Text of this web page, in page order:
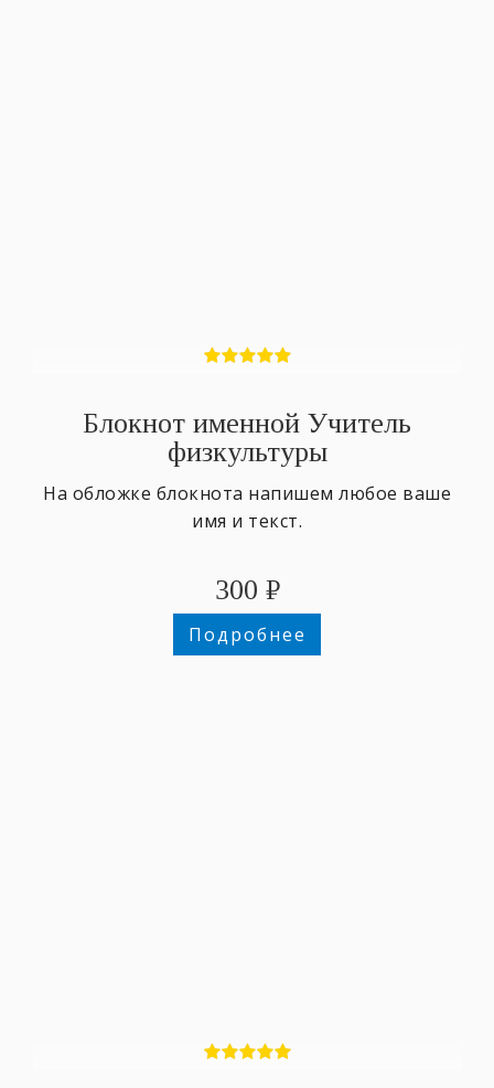
Блокнот именной Учитель
физкультуры
На обложке блокнота напишем любое ваше
имя и текст.
300 ₽
Подробнее